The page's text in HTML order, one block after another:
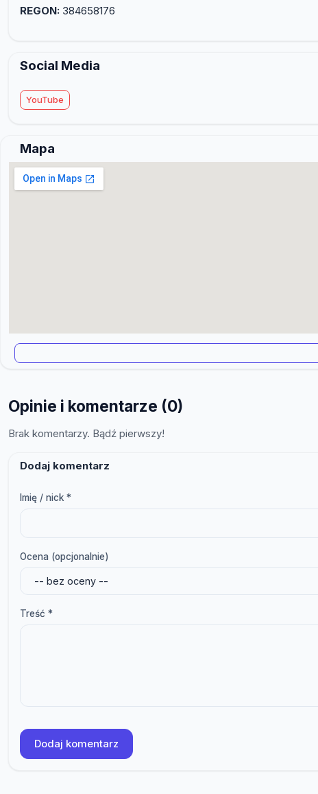
REGON: 384658176
Social Media
YouTube
Mapa
Opinie i komentarze (0)
Brak komentarzy. Bądź pierwszy!
Dodaj komentarz
Imię / nick *
Ocena (opcjonalnie)
Treść *
Dodaj komentarz